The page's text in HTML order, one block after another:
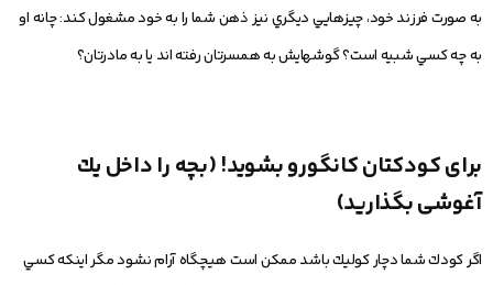
به صورت فرزند خود، چيزهايي ديگري نيز ذهن شما را به خود مشغول كند: چانه او
به چه كسي شبيه است؟ گوشهايش به همسرتان رفته اند يا به مادرتان؟
برای کودکتان كانگورو بشويد! (بچه را داخل يك
آغوشی بگذارید)
اگر كودك شما دچار كوليك باشد ممكن است هيچگاه آرام نشود مگر اينكه كسي